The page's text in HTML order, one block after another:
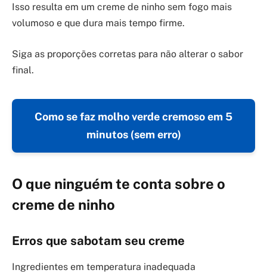
Isso resulta em um creme de ninho sem fogo mais
volumoso e que dura mais tempo firme.
Siga as proporções corretas para não alterar o sabor
final.
Como se faz molho verde cremoso em 5
minutos (sem erro)
O que ninguém te conta sobre o
creme de ninho
Erros que sabotam seu creme
Ingredientes em temperatura inadequada